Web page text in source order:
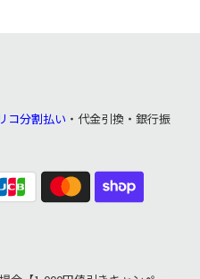
コ分割払い ・代金引換・銀行振